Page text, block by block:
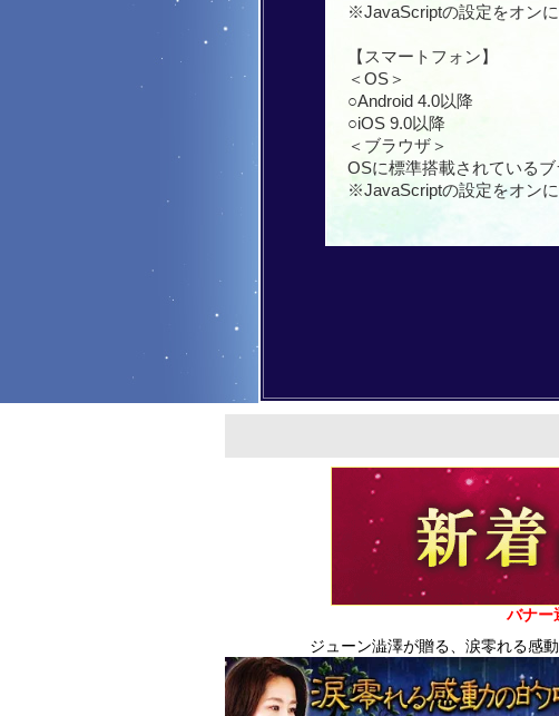
※JavaScriptの設定をオンに
【スマートフォン】
＜OS＞
○Android 4.0以降
○iOS 9.0以降
＜ブラウザ＞
OSに標準搭載されているブ
※JavaScriptの設定をオンに